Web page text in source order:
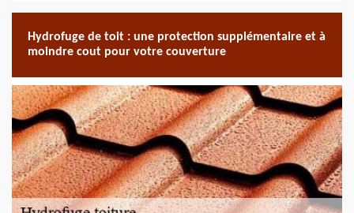
Hydrofuge de toit : une protection supplémentaire et à
moindre cout pour votre couverture